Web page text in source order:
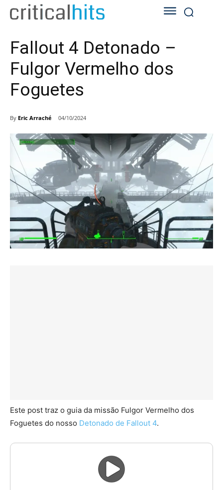
Fallout 4 Detonado –
Fulgor Vermelho dos
Foguetes
By Eric Arraché 04/10/2024
Este post traz o guia da missão Fulgor Vermelho dos
Foguetes do nosso Detonado de Fallout 4.